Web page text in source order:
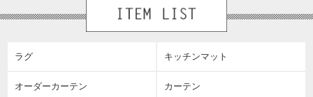
ラグ キッチンマット
オーダーカーテン カーテン